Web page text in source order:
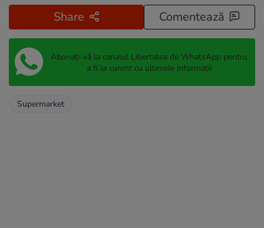
Share Comentează
Abonați-vă la canalul Libertatea de WhatsApp pentru
a fi la curent cu ultimele informații
Supermarket